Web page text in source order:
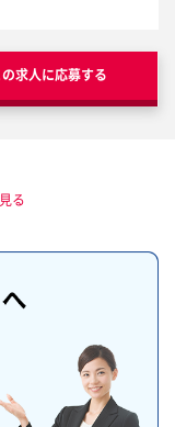
の求人に応募する
る